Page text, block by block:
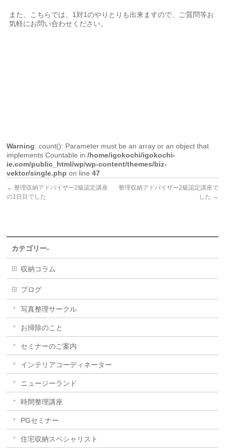
また、こちらでは、1対1のやりとりも出来ますので、ご質問等お
気軽にお問い合わせください。
Warning: count(): Parameter must be an array or an object that
implements Countable in/home/igokochi/igokochi-
ie.com/public_html/wp/wp-content/themes/biz-
vektor/single.php on line47
← 整理収納アドバイザー2級認定講座
の1日目でした
整理収納アドバイザー2級認定講座で
した →
カテゴリー-
収納コラム
ブログ
写真整理サークル
お掃除のこと
セミナーのご案内
インテリアコーディネーター
ニュージーランド
時間整理講座
PGセミナー
住宅収納スペシャリスト